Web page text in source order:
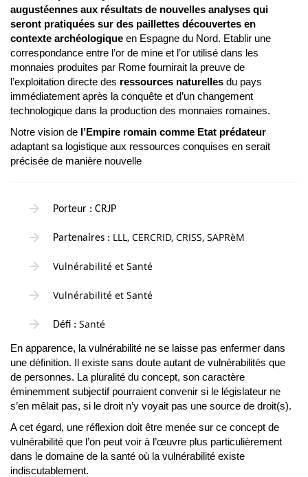
augustéennes aux résultats de nouvelles analyses qui
seront pratiquées sur des paillettes découvertes en
contexte archéologique en Espagne du Nord. Etablir une
correspondance entre l’or de mine et l’or utilisé dans les
monnaies produites par Rome fournirait la preuve de
l’exploitation directe des ressources naturelles du pays
immédiatement après la conquête et d’un changement
technologique dans la production des monnaies romaines.
Notre vision de l’Empire romain comme Etat prédateur
adaptant sa logistique aux ressources conquises en serait
précisée de manière nouvelle
Porteur : CRJP
Partenaires : LLL, CERCRID, CRISS, SAPRèM
Vulnérabilité et Santé
Vulnérabilité et Santé
Défi : Santé
En apparence, la vulnérabilité ne se laisse pas enfermer dans
une définition. Il existe sans doute autant de vulnérabilités que
de personnes. La pluralité du concept, son caractère
éminemment subjectif pourraient convenir si le législateur ne
s’en mêlait pas, si le droit n’y voyait pas une source de droit(s).
A cet égard, une réflexion doit être menée sur ce concept de
vulnérabilité que l’on peut voir à l’œuvre plus particulièrement
dans le domaine de la santé où la vulnérabilité existe
indiscutablement.